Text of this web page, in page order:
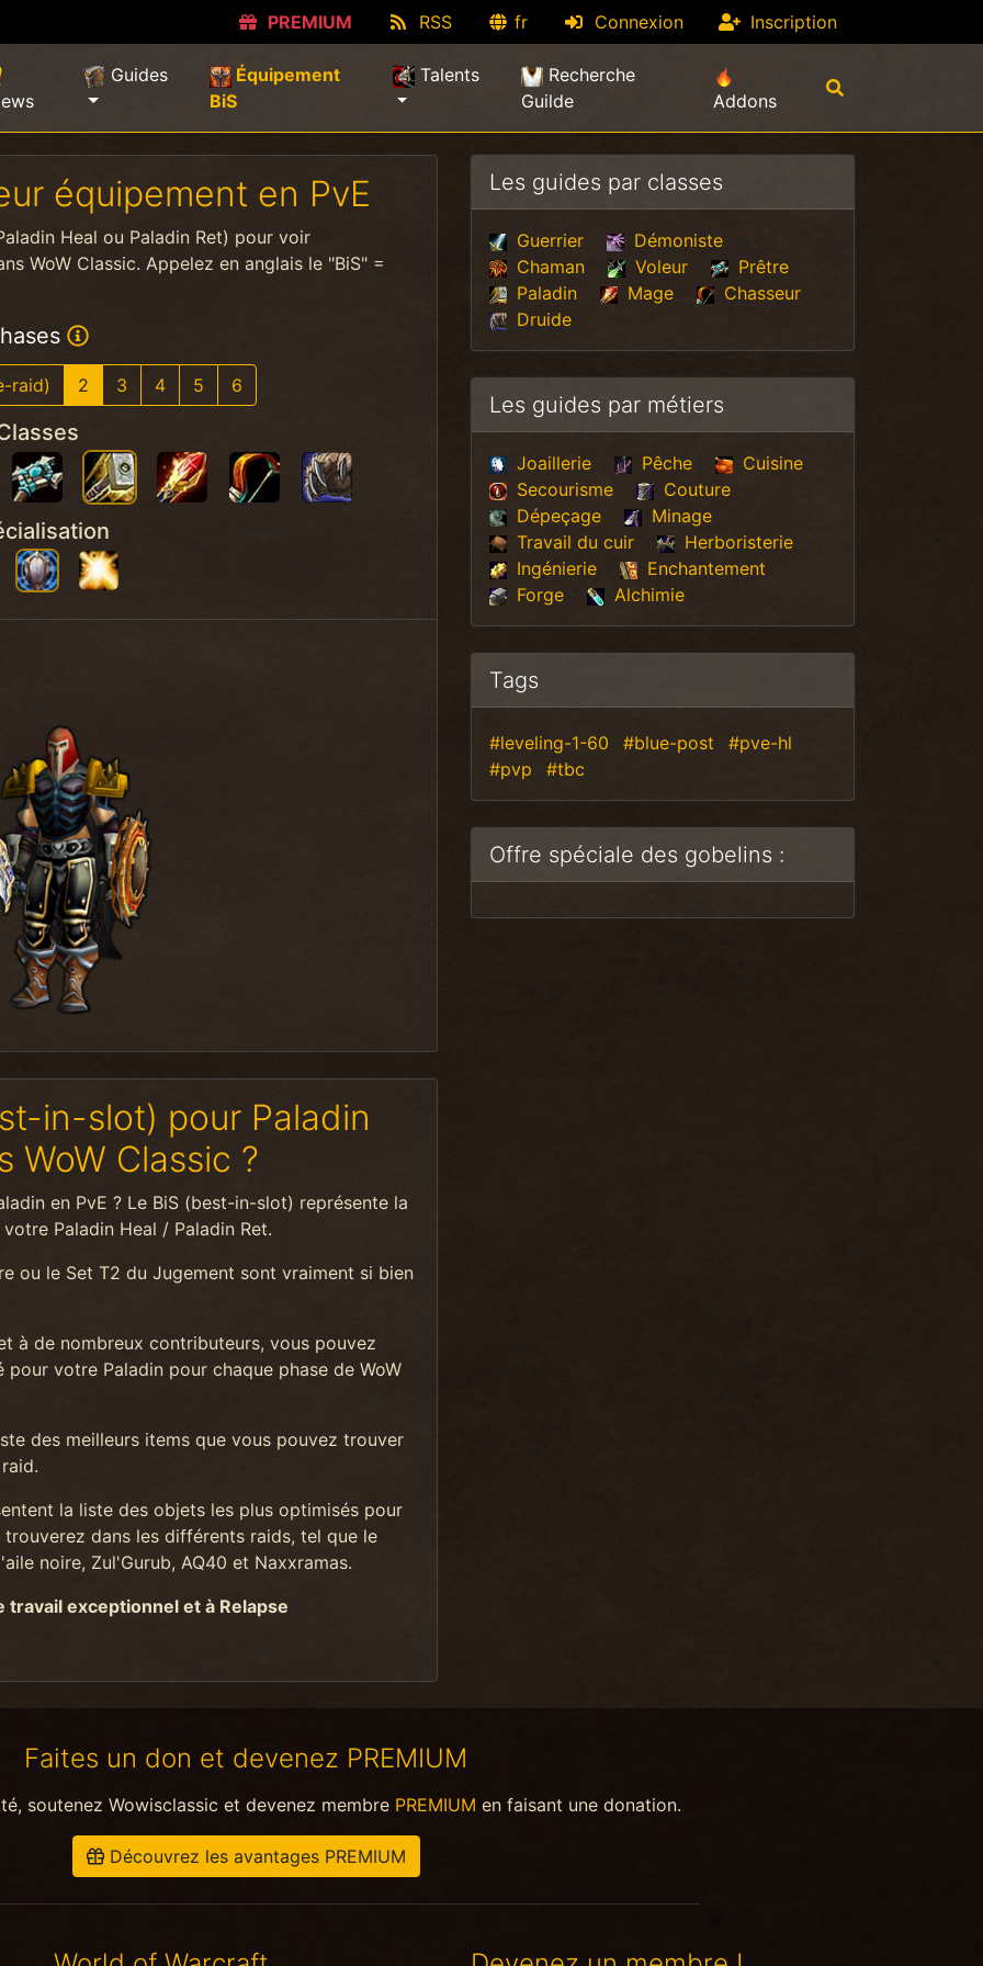
PREMIUM RSS fr Connexion Inscription
Guides
Équipement
BiS(current)
Talents
Recherche
Guilde
Addons
équipement en PvE
Heal ou Paladin Ret) pour voir
WoW Classic. Appelez en anglais le "BiS" =
raid) 2 3 4 5 6
in-slot) pour Paladin
WoW Classic ?
en PvE ? Le BiS (best-in-slot) représente la
Paladin Heal / Paladin Ret.
ou le Set T2 du Jugement sont vraiment si bien
à de nombreux contributeurs, vous pouvez
votre Paladin pour chaque phase de WoW
des meilleurs items que vous pouvez trouver
la liste des objets les plus optimisés pour
dans les différents raids, tel que le
noire, Zul'Gurub, AQ40 et Naxxramas.
travail exceptionnel et à Relapse
Les guides par classes
Guerrier
Démoniste
Chaman
Voleur
Prêtre
Paladin
Mage
Chasseur
Druide
Les guides par métiers
Joaillerie Pêche
Cuisine
Secourisme
Couture
Dépeçage
Minage
Travail du cuir
Herboristerie
Ingénierie
Enchantement
Forge
Alchimie
Tags
#leveling-1-60 #blue-post
#pve-hl
#pvp
#tbc
Offre spéciale des gobelins :
Faites un don et devenez PREMIUM
soutenez Wowisclassic et devenez membre PREMIUM en faisant une donation.
Découvrez les avantages PREMIUM